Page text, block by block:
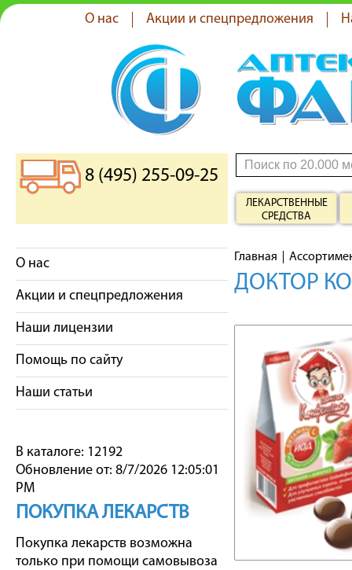
О нас Акции и спецпредложения
8 (495) 255-09-25
ЛЕКАРСТВЕННЫЕ
СРЕДСТВА
О нас
Акции и спецпредложения
Наши лицензии
Помощь по сайту
Наши статьи
В каталоге: 12192
Обновление от: 8/7/2026 12:05:01
PM
ПОКУПКА ЛЕКАРСТВ
Покупка лекарств возможна
только при помощи самовывоза
Главная
ДОКТОР